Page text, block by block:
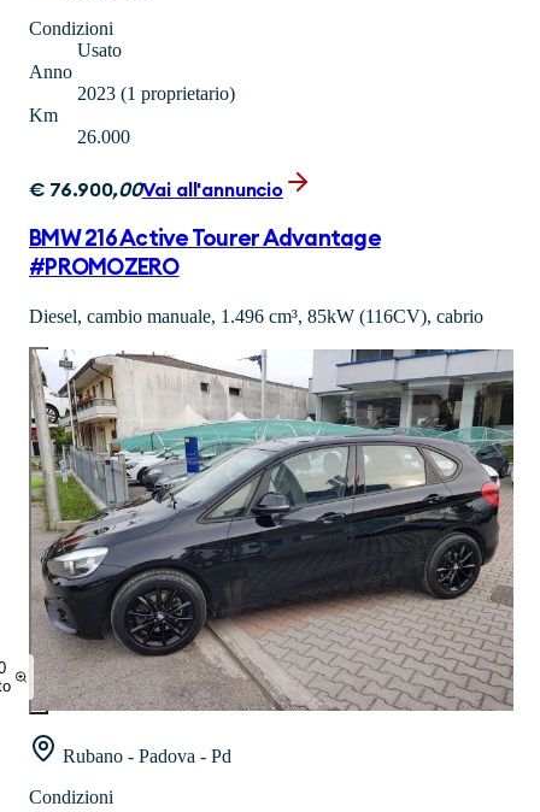
Condizioni
Usato
Anno
2023 (1 proprietario)
Km
26.000
€ 76.900,00Vai all'annuncio
BMW 216 Active Tourer Advantage
#PROMOZERO
Diesel, cambio manuale, 1.496 cm³, 85kW (116CV), cabrio
Rubano - Padova - Pd
Condizioni